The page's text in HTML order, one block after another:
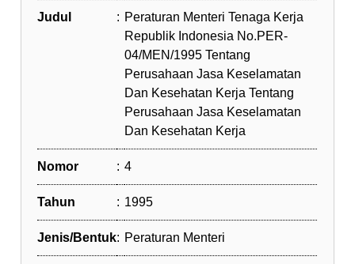
Judul : Peraturan Menteri Tenaga Kerja
Republik Indonesia No.PER-
04/MEN/1995 Tentang
Perusahaan Jasa Keselamatan
Dan Kesehatan Kerja Tentang
Perusahaan Jasa Keselamatan
Dan Kesehatan Kerja
Nomor : 4
Tahun : 1995
Jenis/Bentuk: Peraturan Menteri